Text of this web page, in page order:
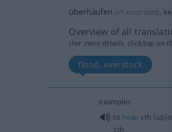
überhäufen v/t <untrennb,
Overview of all
(For more details, click/tap on
flood, overstock
examples
to heap sth
sth